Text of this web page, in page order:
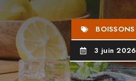
BOISSONS
3 juin 2026